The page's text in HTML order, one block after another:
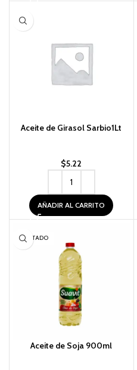
Aceite de Girasol Sarbio1Lt
$5.22
AÑADIR AL CARRITO
AGOTADO
Aceite de Soja 900ml